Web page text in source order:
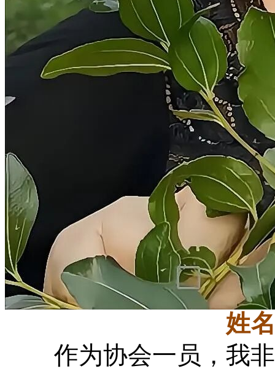
姓
作为协会一员，我非